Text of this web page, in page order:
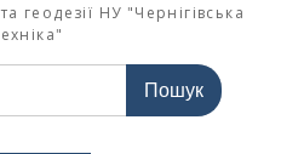
геодезії НУ "Чернігівська